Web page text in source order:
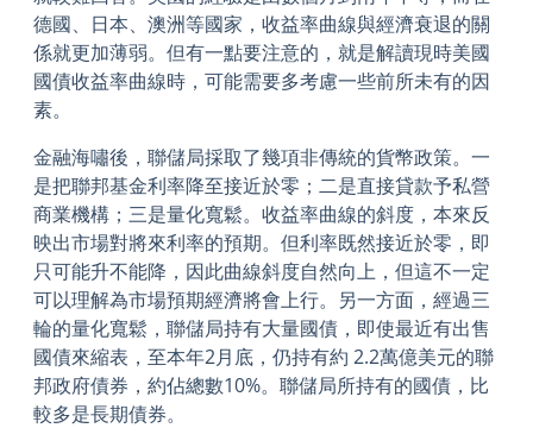
德國、日本、澳洲等國家，收益率曲線與經濟衰退的關
係就更加薄弱。但有一點要注意的，就是解讀現時美國
國債收益率曲線時，可能需要多考慮一些前所未有的因
素。
金融海嘯後，聯儲局採取了幾項非傳統的貨幣政策。一
是把聯邦基金利率降至接近於零；二是直接貸款予私營
商業機構；三是量化寬鬆。收益率曲線的斜度，本來反
映出市場對將來利率的預期。但利率既然接近於零，即
只可能升不能降，因此曲線斜度自然向上，但這不一定
可以理解為市場預期經濟將會上行。另一方面，經過三
輪的量化寬鬆，聯儲局持有大量國債，即使最近有出售
國債來縮表，至本年2月底，仍持有約 2.2萬億美元的聯
邦政府債券，約佔總數10%。聯儲局所持有的國債，比
較多是長期債券。